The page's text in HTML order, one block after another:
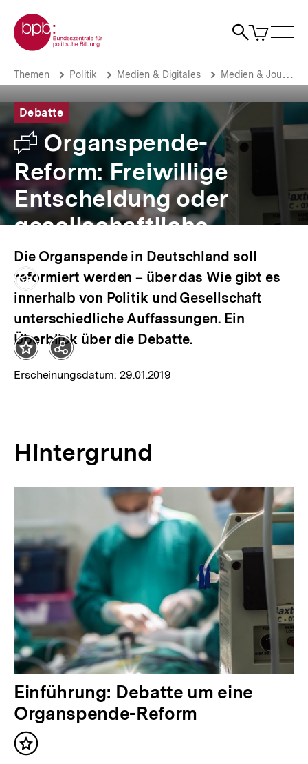
zum
Seiteninhalt
springen
Zur Startseite der bpb
Suche
Artikel
im
Organspende-
Reform:
Freiwillige
Entscheidung
oder
gesellschaftliche
Pflicht?
|
bpb.de
Brotkrümelnavigation
Pfadnavigation
Themen Politik Medien & Digitales Medien & Journalismus
Debatte
Debatte
Organspende-
Reform: Freiwillige
Entscheidung oder
gesellschaftliche
Pflicht?
Inhalt
merken
Aktualisierungsdatum: 29.01.2019
Teilen
Optionen
anzeigen
Die Organspende in Deutschland soll
reformiert werden – über das Wie gibt es
innerhalb von Politik und Gesellschaft
unterschiedliche Auffassungen. Ein
Überblick über die Debatte.
Erscheinungsdatum:29.01.2019
Hintergrund
Einführung: Debatte um eine
Organspende-Reform
Inhalt